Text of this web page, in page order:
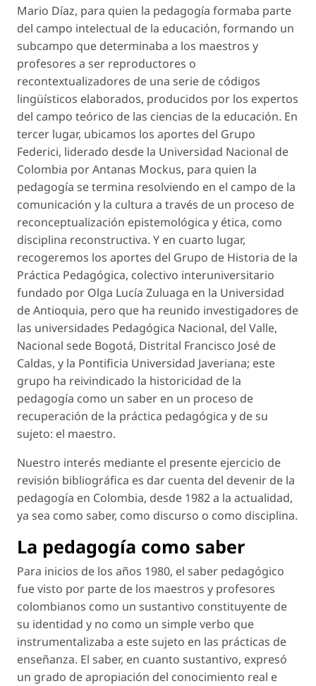
Mario Díaz, para quien la pedagogía formaba parte
del campo intelectual de la educación, formando un
subcampo que determinaba a los maestros y
profesores a ser reproductores o
recontextualizadores de una serie de códigos
lingüísticos elaborados, producidos por los expertos
del campo teórico de las ciencias de la educación. En
tercer lugar, ubicamos los aportes del Grupo
Federici, liderado desde la Universidad Nacional de
Colombia por Antanas Mockus, para quien la
pedagogía se termina resolviendo en el campo de la
comunicación y la cultura a través de un proceso de
reconceptualización epistemológica y ética, como
disciplina reconstructiva. Y en cuarto lugar,
recogeremos los aportes del Grupo de Historia de la
Práctica Pedagógica, colectivo interuniversitario
fundado por Olga Lucía Zuluaga en la Universidad
de Antioquia, pero que ha reunido investigadores de
las universidades Pedagógica Nacional, del Valle,
Nacional sede Bogotá, Distrital Francisco José de
Caldas, y la Pontificia Universidad Javeriana; este
grupo ha reivindicado la historicidad de la
pedagogía como un saber en un proceso de
recuperación de la práctica pedagógica y de su
sujeto: el maestro.
Nuestro interés mediante el presente ejercicio de
revisión bibliográfica es dar cuenta del devenir de la
pedagogía en Colombia, desde 1982 a la actualidad,
ya sea como saber, como discurso o como disciplina.
La pedagogía como saber
Para inicios de los años 1980, el saber pedagógico
fue visto por parte de los maestros y profesores
colombianos como un sustantivo constituyente de
su identidad y no como un simple verbo que
instrumentalizaba a este sujeto en las prácticas de
enseñanza. El saber, en cuanto sustantivo, expresó
un grado de apropiación del conocimiento real e